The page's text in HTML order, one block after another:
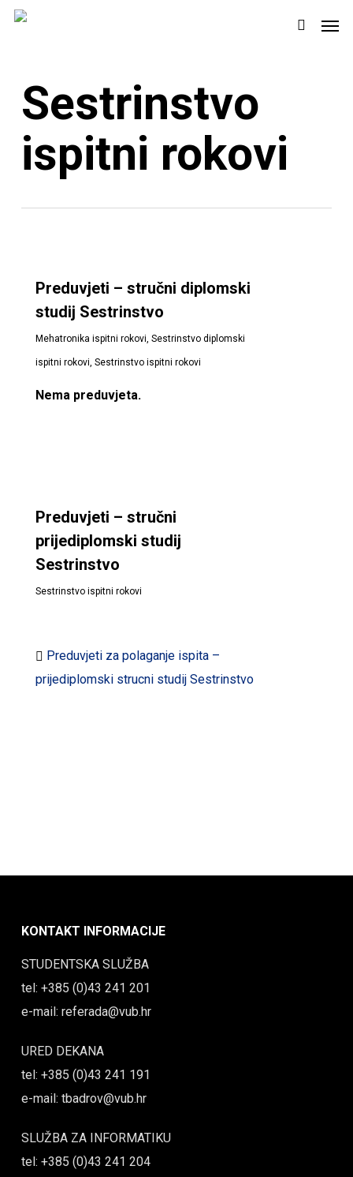
Skip
content
search
Sestrinstvo
ispitni rokovi
Preduvjeti – stručni diplomski
studij Sestrinstvo
Mehatronika ispitni rokovi, Sestrinstvo diplomski
ispitni rokovi, Sestrinstvo ispitni rokovi
Nema preduvjeta.
Preduvjeti – stručni
prijediplomski studij
Sestrinstvo
Sestrinstvo ispitni rokovi
Preduvjeti za polaganje ispita –
prijediplomski strucni studij Sestrinstvo
KONTAKT INFORMACIJE
STUDENTSKA SLUŽBA
tel: +385 (0)43 241 201
e-mail: referada@vub.hr
URED DEKANA
tel: +385 (0)43 241 191
e-mail: tbadrov@vub.hr
SLUŽBA ZA INFORMATIKU
tel: +385 (0)43 241 204